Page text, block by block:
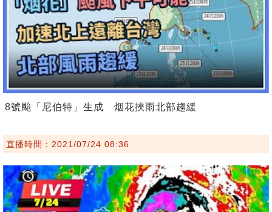
8號颱「尼伯特」生成 烟花挾雨北部趨緩
直播時間：2021/07/24 08:36